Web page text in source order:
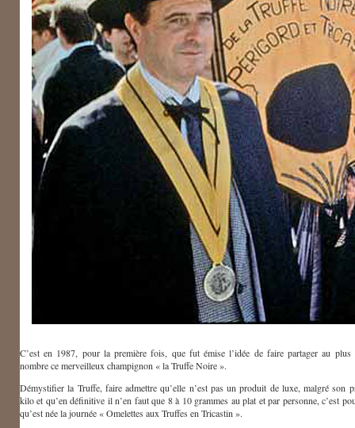
C’est en 1987, pour la première fois, que fut émise l’idée de faire partager au plus
nombre ce merveilleux champignon « la Truffe Noire ».
Démystifier la Truffe, faire admettre qu’elle n’est pas un produit de luxe, malgré son
kilo et qu’en définitive il n’en faut que 8 à 10 grammes au plat et par personne, c’est
qu’est née la journée « Omelettes aux Truffes en Tricastin ».